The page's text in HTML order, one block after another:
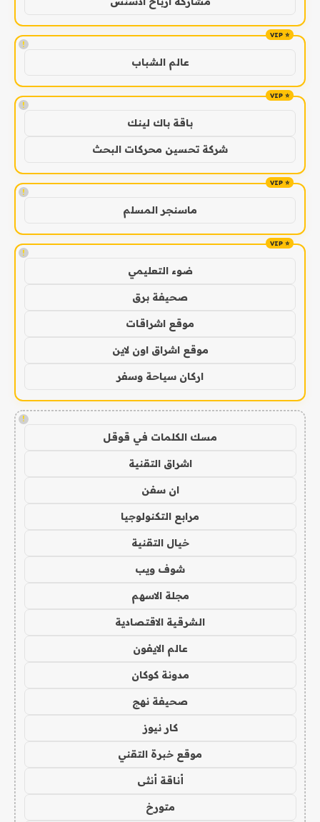
!
عالم الشباب
!
باقة باك لينك
شركة تحسين محركات البحث
!
ماسنجر المسلم
!
ضوء التعليمي
صحيفة برق
موقع اشراقات
موقع اشراق اون لاين
اركان سياحة وسفر
!
مسك الكلمات في قوقل
اشراق التقنية
ان سفن
مرابع التكنولوجيا
خيال التقنية
شوف ويب
مجلة الاسهم
الشرقية الاقتصادية
عالم الايفون
مدونة كوكان
صحيفة نهج
كار نيوز
موقع خبرة التقني
أناقة أنثى
متورخ